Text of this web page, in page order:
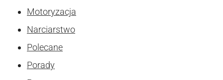
Motoryzacja
Narciarstwo
Polecane
Porady